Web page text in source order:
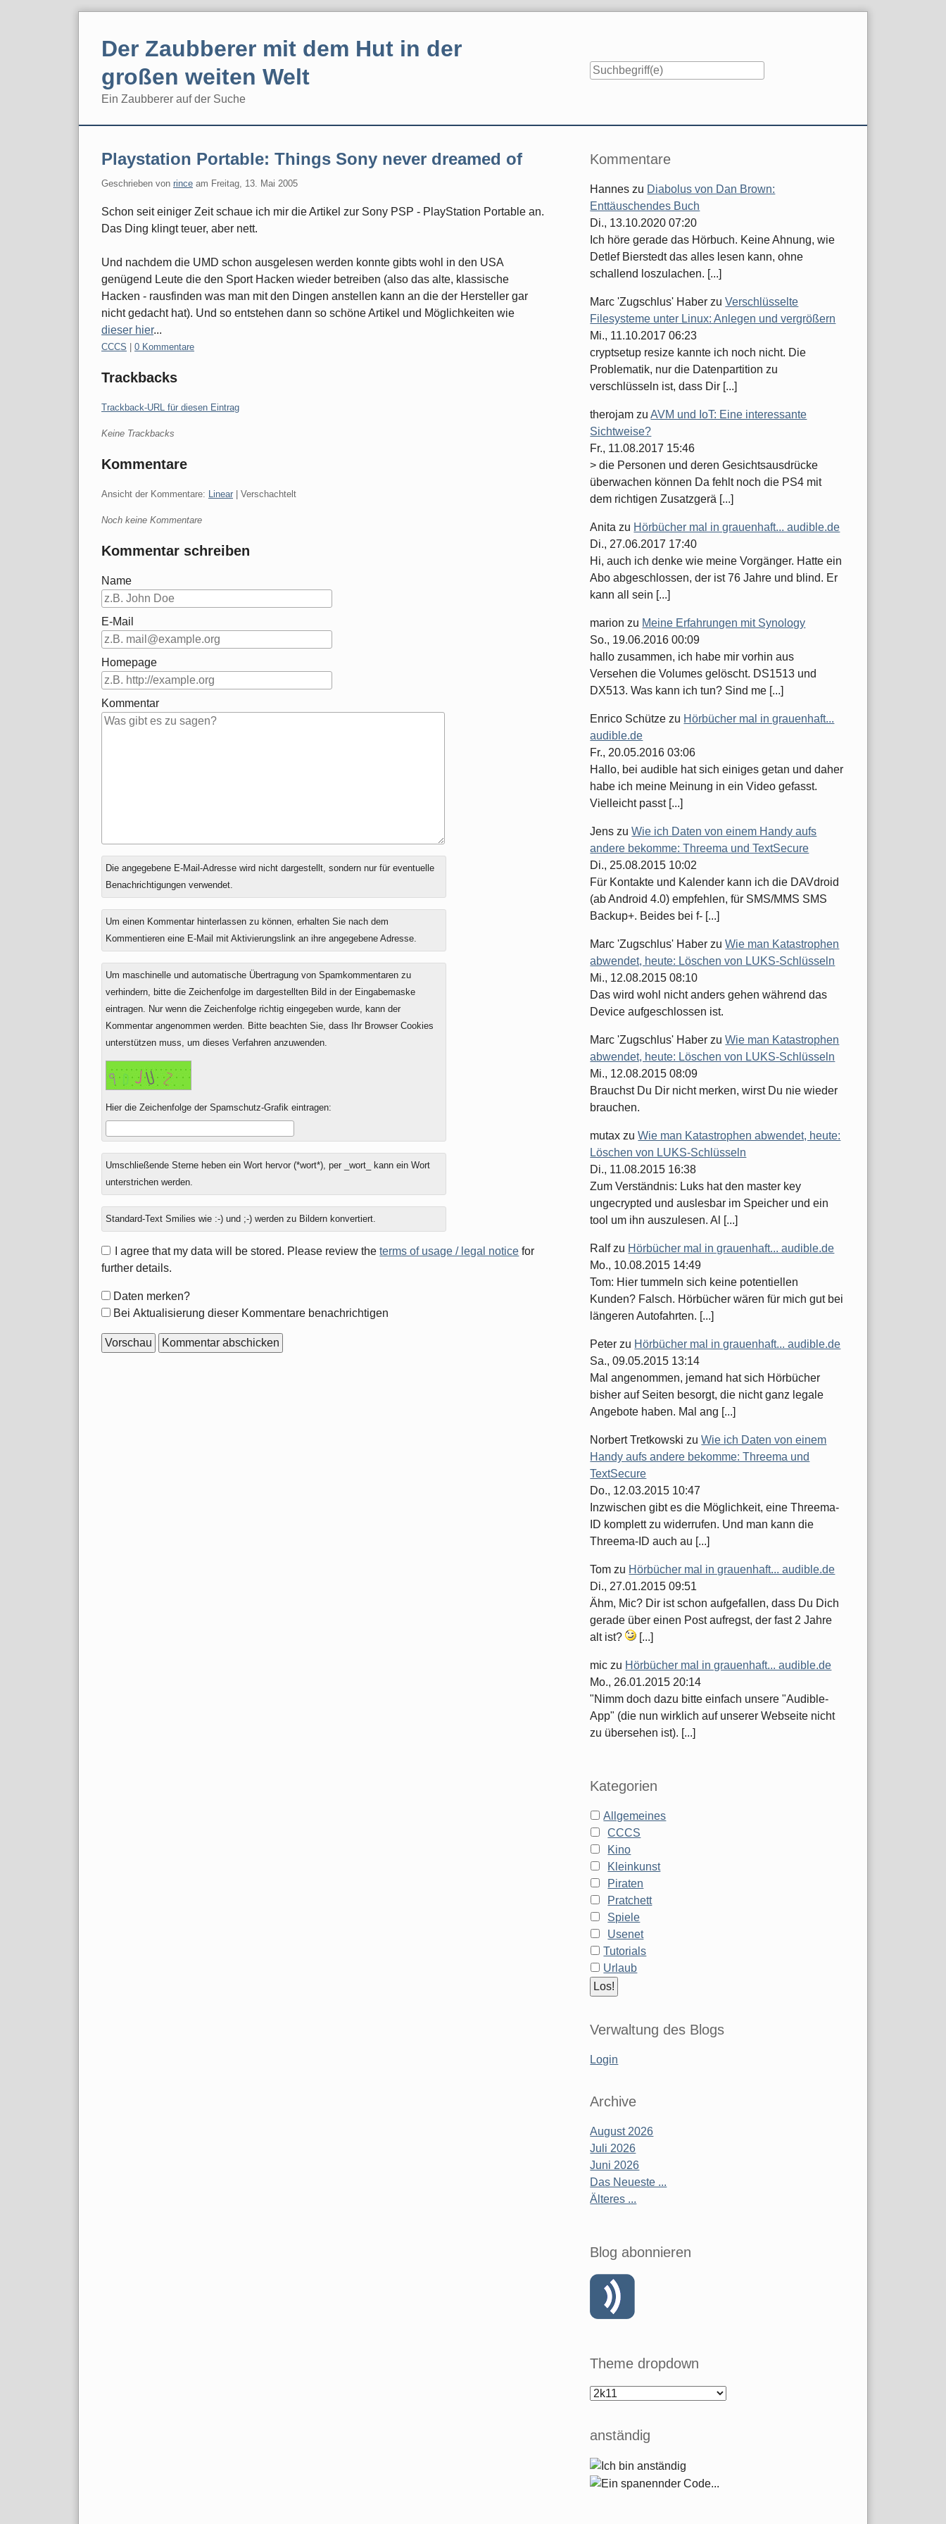
Der Zaubberer mit dem Hut in der
großen weiten Welt
Ein Zaubberer auf der Suche
Playstation Portable: Things Sony never dreamed of
Geschrieben von rince am Freitag, 13. Mai 2005
Schon seit einiger Zeit schaue ich mir die Artikel zur Sony PSP - PlayStation Portable an.
Das Ding klingt teuer, aber nett.
Und nachdem die UMD schon ausgelesen werden konnte gibts wohl in den USA
genügend Leute die den Sport Hacken wieder betreiben (also das alte, klassische
Hacken - rausfinden was man mit den Dingen anstellen kann an die der Hersteller gar
nicht gedacht hat). Und so entstehen dann so schöne Artikel und Möglichkeiten wie
dieser hier...
Kategorien:
CCCS 0 Kommentare
Trackbacks
Trackback-URL für diesen Eintrag
Keine Trackbacks
Kommentare
Ansicht der Kommentare: Linear | Verschachtelt
Noch keine Kommentare
Kommentar schreiben
Name
E-Mail
Homepage
Kommentar
Antwort
zu
Die angegebene E-Mail-Adresse wird nicht dargestellt, sondern nur für eventuelle
Benachrichtigungen verwendet.
Um einen Kommentar hinterlassen zu können, erhalten Sie nach dem
Kommentieren eine E-Mail mit Aktivierungslink an ihre angegebene Adresse.
Um maschinelle und automatische Übertragung von Spamkommentaren zu
verhindern, bitte die Zeichenfolge im dargestellten Bild in der Eingabemaske
eintragen. Nur wenn die Zeichenfolge richtig eingegeben wurde, kann der
Kommentar angenommen werden. Bitte beachten Sie, dass Ihr Browser Cookies
unterstützen muss, um dieses Verfahren anzuwenden.
Hier die Zeichenfolge der Spamschutz-Grafik eintragen:
Umschließende Sterne heben ein Wort hervor (*wort*), per _wort_ kann ein Wort
unterstrichen werden.
Standard-Text Smilies wie :-) und ;-) werden zu Bildern konvertiert.
I agree that my data will be stored. Please review theterms of usage / legal notice for
further details.
Formular-
Optionen
Daten merken?
Bei Aktualisierung dieser Kommentare benachrichtigen
Seitenleiste
Kommentare
Hannes zu Diabolus von Dan Brown:
Enttäuschendes Buch
Di., 13.10.2020 07:20
Ich höre gerade das Hörbuch. Keine Ahnung, wie
Detlef Bierstedt das alles lesen kann, ohne
schallend loszulachen. [...]
Marc 'Zugschlus' Haber zuVerschlüsselte
Filesysteme unter Linux: Anlegen und vergrößern
Mi., 11.10.2017 06:23
cryptsetup resize kannte ich noch nicht. Die
Problematik, nur die Datenpartition zu
verschlüsseln ist, dass Dir [...]
therojam zuAVM und IoT: Eine interessante
Sichtweise?
Fr., 11.08.2017 15:46
> die Personen und deren Gesichtsausdrücke
überwachen können Da fehlt noch die PS4 mit
dem richtigen Zusatzgerä [...]
Anita zu Hörbücher mal in grauenhaft... audible.de
Di., 27.06.2017 17:40
Hi, auch ich denke wie meine Vorgänger. Hatte ein
Abo abgeschlossen, der ist 76 Jahre und blind. Er
kann all sein [...]
marion zu Meine Erfahrungen mit Synology
So., 19.06.2016 00:09
hallo zusammen, ich habe mir vorhin aus
Versehen die Volumes gelöscht. DS1513 und
DX513. Was kann ich tun? Sind me [...]
Enrico Schütze zu Hörbücher mal in grauenhaft...
audible.de
Fr., 20.05.2016 03:06
Hallo, bei audible hat sich einiges getan und daher
habe ich meine Meinung in ein Video gefasst.
Vielleicht passt [...]
Jens zuWie ich Daten von einem Handy aufs
andere bekomme: Threema und TextSecure
Di., 25.08.2015 10:02
Für Kontakte und Kalender kann ich die DAVdroid
(ab Android 4.0) empfehlen, für SMS/MMS SMS
Backup+. Beides bei f- [...]
Marc 'Zugschlus' Haber zuWie man Katastrophen
abwendet, heute: Löschen von LUKS-Schlüsseln
Mi., 12.08.2015 08:10
Das wird wohl nicht anders gehen während das
Device aufgeschlossen ist.
Marc 'Zugschlus' Haber zuWie man Katastrophen
abwendet, heute: Löschen von LUKS-Schlüsseln
Mi., 12.08.2015 08:09
Brauchst Du Dir nicht merken, wirst Du nie wieder
brauchen.
mutax zuWie man Katastrophen abwendet, heute:
Löschen von LUKS-Schlüsseln
Di., 11.08.2015 16:38
Zum Verständnis: Luks hat den master key
ungecrypted und auslesbar im Speicher und ein
tool um ihn auszulesen. Al [...]
Ralfzu Hörbücher mal in grauenhaft... audible.de
Mo., 10.08.2015 14:49
Tom: Hier tummeln sich keine potentiellen
Kunden? Falsch. Hörbücher wären für mich gut bei
längeren Autofahrten. [...]
Peter zu Hörbücher mal in grauenhaft... audible.de
Sa., 09.05.2015 13:14
Mal angenommen, jemand hat sich Hörbücher
bisher auf Seiten besorgt, die nicht ganz legale
Angebote haben. Mal ang [...]
Norbert Tretkowski zuWie ich Daten von einem
Handy aufs andere bekomme: Threema und
TextSecure
Do., 12.03.2015 10:47
Inzwischen gibt es die Möglichkeit, eine Threema-
ID komplett zu widerrufen. Und man kann die
Threema-ID auch au [...]
Tom zu Hörbücher mal in grauenhaft... audible.de
Di., 27.01.2015 09:51
Ähm, Mic? Dir ist schon aufgefallen, dass Du Dich
gerade über einen Post aufregst, der fast 2 Jahre
alt ist?
[...]
mic zu Hörbücher mal in grauenhaft... audible.de
Mo., 26.01.2015 20:14
"Nimm doch dazu bitte einfach unsere "Audible-
App" (die nun wirklich auf unserer Webseite nicht
zu übersehen ist). [...]
Kategorien
Allgemeines
CCCS
Kino
Kleinkunst
Piraten
Pratchett
Spiele
Usenet
Tutorials
Urlaub
Verwaltung des Blogs
Login
Archive
August 2026
Juli 2026
Juni 2026
Das Neueste ...
Älteres ...
Blog abonnieren
Theme dropdown
anständig